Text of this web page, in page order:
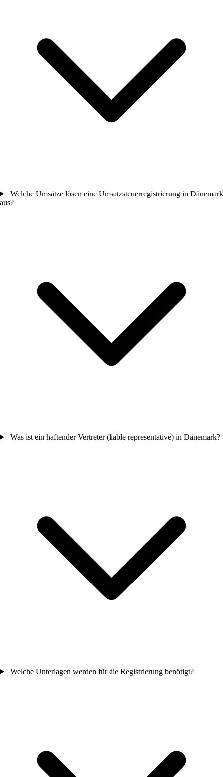
Welche Umsätze lösen eine Umsatzsteuerregistrierung in Dänemark
aus?
Was ist ein haftender Vertreter (liable representative) in Dänemark?
Welche Unterlagen werden für die Registrierung benötigt?